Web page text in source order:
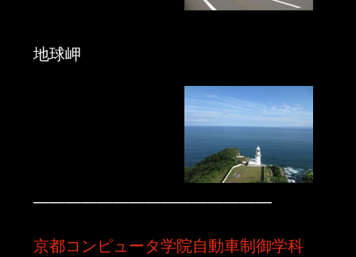
地球岬
———————————————
京都コンピュータ学院自動車制御学科